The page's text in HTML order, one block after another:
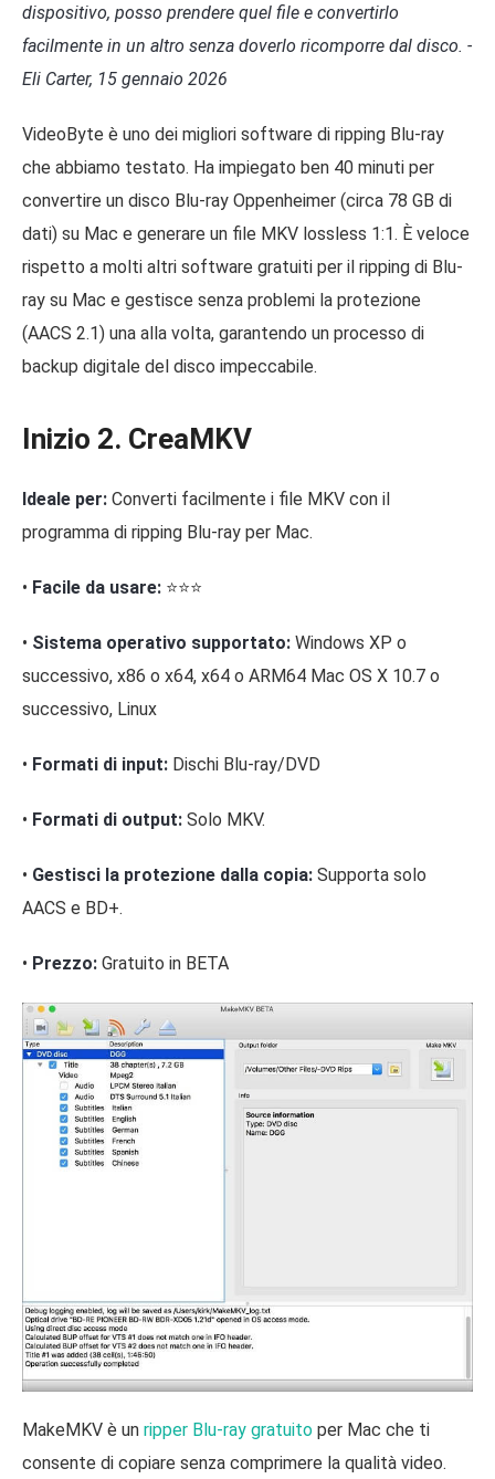
dispositivo, posso prendere quel file e convertirlo
facilmente in un altro senza doverlo ricomporre dal disco. -
Eli Carter, 15 gennaio 2026
VideoByte è uno dei migliori software di ripping Blu-ray
che abbiamo testato. Ha impiegato ben 40 minuti per
convertire un disco Blu-ray Oppenheimer (circa 78 GB di
dati) su Mac e generare un file MKV lossless 1:1. È veloce
rispetto a molti altri software gratuiti per il ripping di Blu-
ray su Mac e gestisce senza problemi la protezione
(AACS 2.1) una alla volta, garantendo un processo di
backup digitale del disco impeccabile.
Inizio 2. CreaMKV
Ideale per: Converti facilmente i file MKV con il
programma di ripping Blu-ray per Mac.
• Facile da usare: ⭐⭐⭐
• Sistema operativo supportato: Windows XP o
successivo, x86 o x64, x64 o ARM64 Mac OS X 10.7 o
successivo, Linux
• Formati di input: Dischi Blu-ray/DVD
• Formati di output: Solo MKV.
• Gestisci la protezione dalla copia: Supporta solo
AACS e BD+.
• Prezzo: Gratuito in BETA
MakeMKV è un ripper Blu-ray gratuito per Mac che ti
consente di copiare senza comprimere la qualità video.